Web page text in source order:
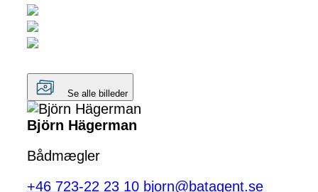
Se alle billeder
Björn Hägerman
Bådmægler
+46 723-22 23 10 bjorn@batagent.se